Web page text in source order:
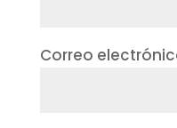
Correo